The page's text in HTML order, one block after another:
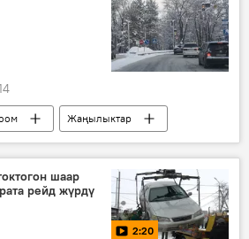
Жаңылыктар
тоо
шаар
рейд жүрдү
2:20